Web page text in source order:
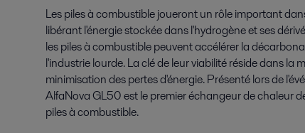
Les piles à combustible joueront un rôle important
libérant l'énergie stockée dans l'hydrogène et ses
les piles à combustible peuvent accélérer la
l'industrie lourde. La clé de leur viabilité réside dans la
minimisation des pertes d'énergie. Présenté lors de
AlfaNova GL50 est le premier échangeur de chaleur
piles à combustible.